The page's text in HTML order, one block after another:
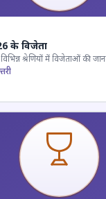
के विजेता
श्रेणियों में विजेताओं की